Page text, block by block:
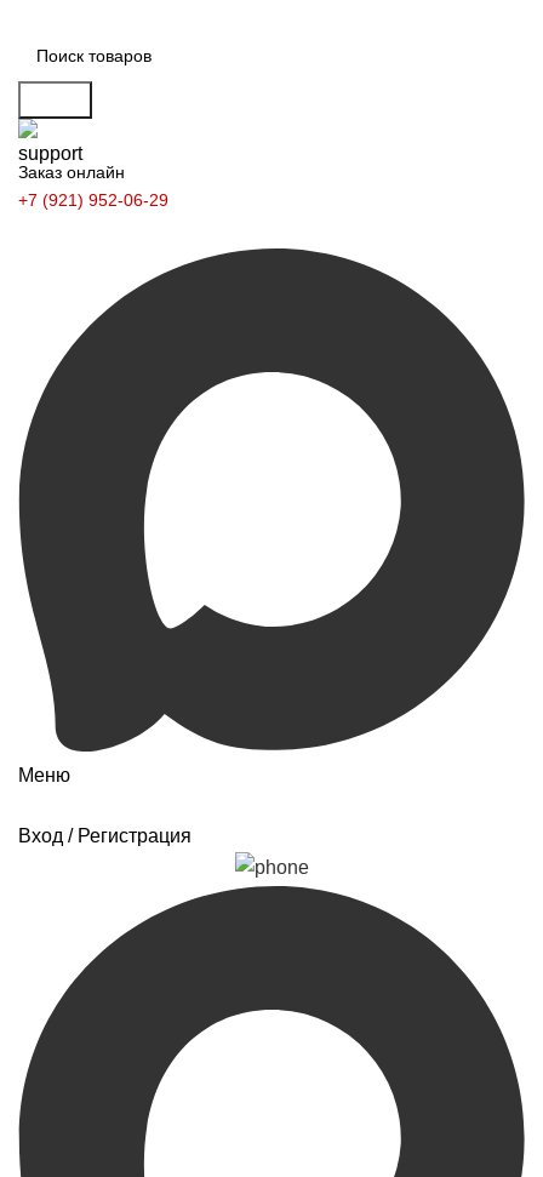
Заказ онлайн
+7 (921) 952-06-29
Меню
Вход / Регистрация